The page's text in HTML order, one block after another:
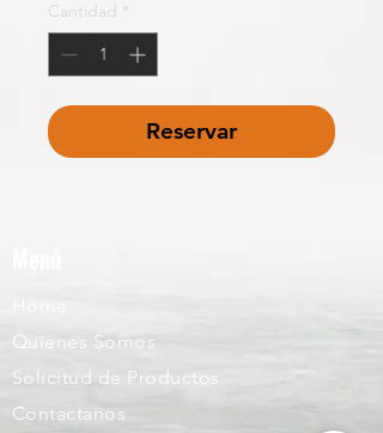
Cantidad *
Reservar
Home
Quienes Somos
Solicitud de Productos
Contactanos